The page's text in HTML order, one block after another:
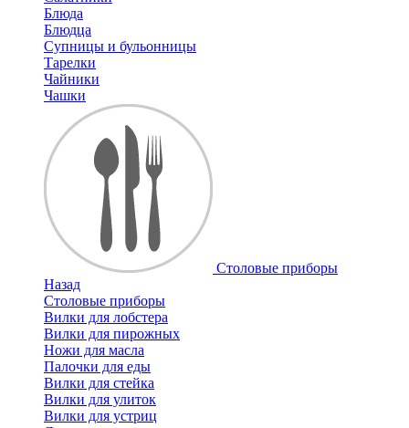
Блюда
Блюдца
Супницы и бульонницы
Тарелки
Чайники
Чашки
Cтоловые приборы
Назад
Cтоловые приборы
Вилки для лобстера
Вилки для пирожных
Ножи для масла
Палочки для еды
Вилки для стейка
Вилки для улиток
Вилки для устриц